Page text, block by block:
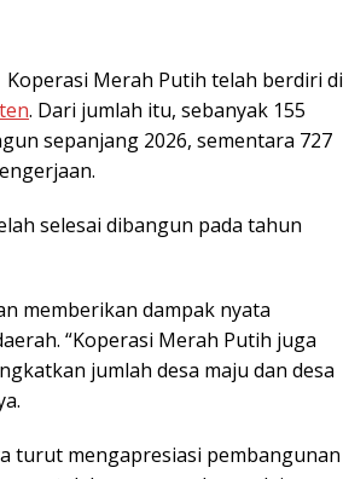
Merah Putih telah berdiri di
. Dari jumlah itu, sebanyak 155
sepanjang 2026, sementara 727
selesai dibangun pada tahun
memberikan dampak nyata
“Koperasi Merah Putih juga
jumlah desa maju dan desa
turut mengapresiasi pembangunan